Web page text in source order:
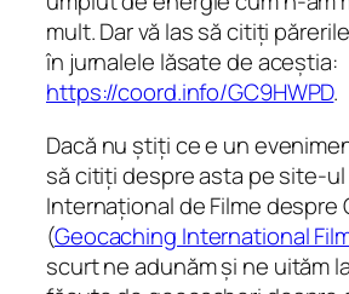
mult. Dar vă las să citiți
în jurnalele lăsate de aceștia:
https://coord.info/GC9HWPD.
Dacă nu știți ce e un
să citiți despre asta pe site-ul
Internațional de Filme despre
(Geocaching International
scurt ne adunăm și ne uităm